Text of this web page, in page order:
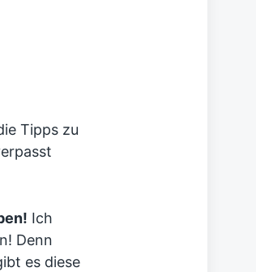
Tipps zu
Ich
Denn
es diese